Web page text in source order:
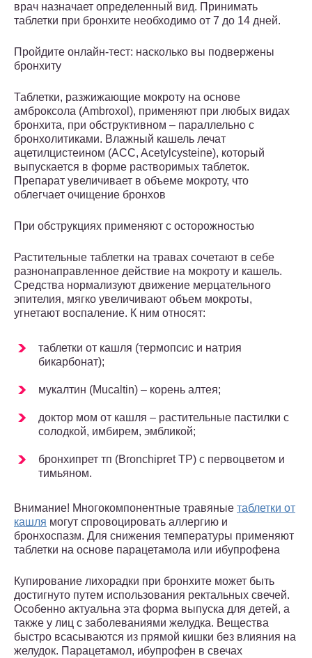
врач назначает определенный вид. Принимать
таблетки при бронхите необходимо от 7 до 14 дней.
Пройдите онлайн-тест: насколько вы подвержены
бронхиту
Таблетки, разжижающие мокроту на основе
амброксола (Ambroxol), применяют при любых видах
бронхита, при обструктивном – параллельно с
бронхолитиками. Влажный кашель лечат
ацетилцистеином (ACC, Acetylcysteine), который
выпускается в форме растворимых таблеток.
Препарат увеличивает в объеме мокроту, что
облегчает очищение бронхов
При обструкциях применяют с осторожностью
Растительные таблетки на травах сочетают в себе
разнонаправленное действие на мокроту и кашель.
Средства нормализуют движение мерцательного
эпителия, мягко увеличивают объем мокроты,
угнетают воспаление. К ним относят:
таблетки от кашля (термопсис и натрия
бикарбонат);
мукалтин (Mucaltin) – корень алтея;
доктор мом от кашля – растительные пастилки с
солодкой, имбирем, эмбликой;
бронхипрет тп (Bronchipret TP) с первоцветом и
тимьяном.
Внимание! Многокомпонентные травяные таблетки от
кашля могут спровоцировать аллергию и
бронхоспазм. Для снижения температуры применяют
таблетки на основе парацетамола или ибупрофена
Купирование лихорадки при бронхите может быть
достигнуто путем использования ректальных свечей.
Особенно актуальна эта форма выпуска для детей, а
также у лиц с заболеваниями желудка. Вещества
быстро всасываются из прямой кишки без влияния на
желудок. Парацетамол, ибупрофен в свечах